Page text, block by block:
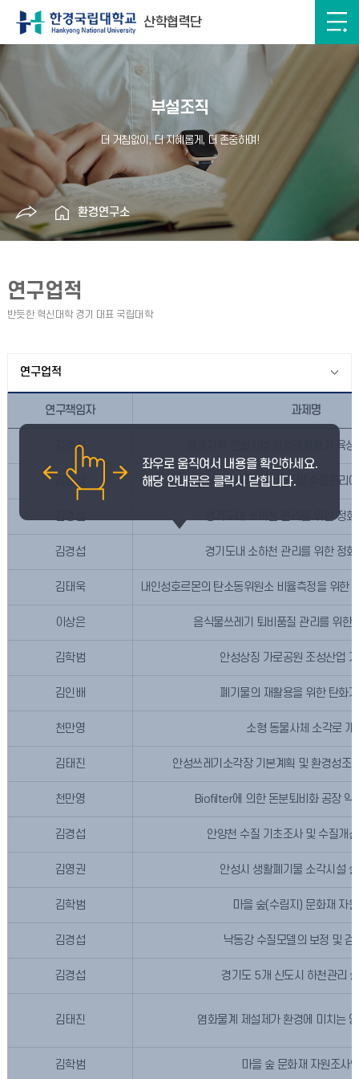
산학협력단
부설조직
환경연구소
연구업적
연구업적
연구책임자 과제명
김경섭 청송지역 건설사업 환경영향평가 육
김경섭 낙동강 유역의 수량 및 수질관리
경기도내 소하천 관리를 위한 정
김경섭 경기도내 소하천 관리를 위한 정
김태욱 내인성호르몬의 탄소동위원소 비율측정을 위한
이상은 음식물쓰레기 퇴비품질 관리를 위한
김학범 안성상징 가로공원 조성산업
김인배 폐기물의 재활용을 위한 탄화
천만영 소형 동물사체 소각로 개
김태진 안성쓰레기소각장 기본계획 및 환경성조
천만영 Biofilter에 의한 돈분퇴비화 공장 악
김경섭 안양천 수질 기초조사 및 수질개
김영권 안성시 생활폐기물 소각시설
김학범 마을 숲(수림지) 문화재 자
김경섭 낙동강 수질모델의 보정 및 검
김경섭 경기도 5개 신도시 하천관리
김태진 염화물계 제설제가 환경에 미치는
김학범 마을 숲 문화재 자원조사